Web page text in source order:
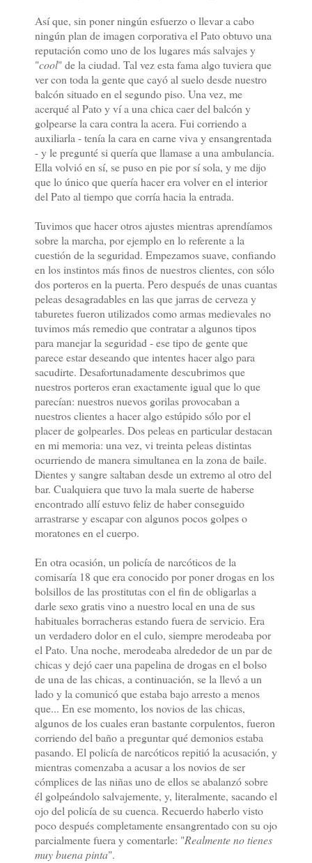
Así que, sin poner ningún esfuerzo o llevar a cabo
ningún plan de imagen corporativa el Pato obtuvo una
reputación como uno de los lugares más salvajes y
"cool" de la ciudad. Tal vez esta fama algo tuviera que
ver con toda la gente que cayó al suelo desde nuestro
balcón situado en el segundo piso. Una vez, me
acerqué al Pato y ví a una chica caer del balcón y
golpearse la cara contra la acera. Fui corriendo a
auxiliarla - tenía la cara en carne viva y ensangrentada
- y le pregunté si quería que llamase a una ambulancia.
Ella volvió en sí, se puso en pie por sí sola, y me dijo
que lo único que quería hacer era volver en el interior
del Pato al tiempo que corría hacia la entrada.
Tuvimos que hacer otros ajustes mientras aprendíamos
sobre la marcha, por ejemplo en lo referente a la
cuestión de la seguridad. Empezamos suave, confiando
en los instintos más finos de nuestros clientes, con sólo
dos porteros en la puerta. Pero después de unas cuantas
peleas desagradables en las que jarras de cerveza y
taburetes fueron utilizados como armas medievales no
tuvimos más remedio que contratar a algunos tipos
para manejar la seguridad - ese tipo de gente que
parece estar deseando que intentes hacer algo para
sacudirte. Desafortunadamente descubrimos que
nuestros porteros eran exactamente igual que lo que
parecían: nuestros nuevos gorilas provocaban a
nuestros clientes a hacer algo estúpido sólo por el
placer de golpearles. Dos peleas en particular destacan
en mi memoria: una vez, vi treinta peleas distintas
ocurriendo de manera simultanea en la zona de baile.
Dientes y sangre saltaban desde un extremo al otro del
bar. Cualquiera que tuvo la mala suerte de haberse
encontrado allí estuvo feliz de haber conseguido
arrastrarse y escapar con algunos pocos golpes o
moratones en el cuerpo.
En otra ocasión, un policía de narcóticos de la
comisaría 18 que era conocido por poner drogas en los
bolsillos de las prostitutas con el fin de obligarlas a
darle sexo gratis vino a nuestro local en una de sus
habituales borracheras estando fuera de servicio. Era
un verdadero dolor en el culo, siempre merodeaba por
el Pato. Una noche, merodeaba alrededor de un par de
chicas y dejó caer una papelina de drogas en el bolso
de una de las chicas, a continuación, se la llevó a un
lado y la comunicó que estaba bajo arresto a menos
que... En ese momento, los novios de las chicas,
algunos de los cuales eran bastante corpulentos, fueron
corriendo del baño a preguntar qué demonios estaba
pasando. El policía de narcóticos repitió la acusación, y
mientras comenzaba a acusar a los novios de ser
cómplices de las niñas uno de ellos se abalanzó sobre
él golpeándolo salvajemente, y, literalmente, sacando el
ojo del policía de su cuenca. Recuerdo haberlo visto
poco después completamente ensangrentado con su ojo
parcialmente fuera y comentarle: "Realmente no tienes
muy buena pinta".